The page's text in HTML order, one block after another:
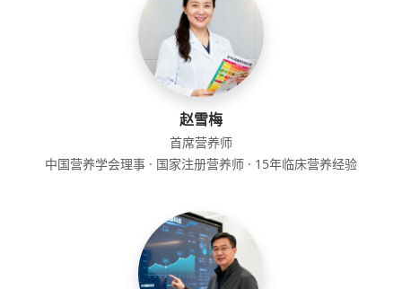
赵雪梅
首席营养师
中国营养学会理事 · 国家注册营养师 · 15年临床营养经验